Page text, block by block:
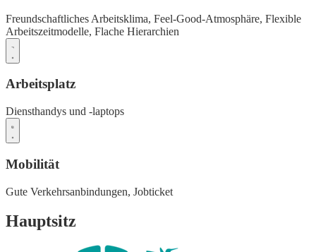
Freundschaftliches Arbeitsklima, Feel-Good-Atmosphäre, Flexible
Arbeitszeitmodelle, Flache Hierarchien
Arbeitsplatz
Diensthandys und -laptops
Mobilität
Gute Verkehrsanbindungen, Jobticket
Hauptsitz